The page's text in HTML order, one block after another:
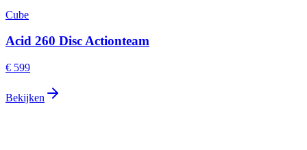
Cube
Acid 260 Disc Actionteam
€ 599
Bekijken